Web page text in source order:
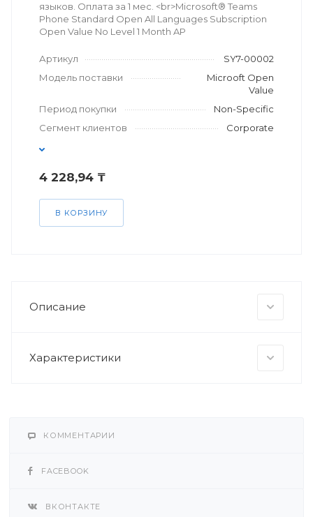
языков. Оплата за 1 мес. <br>Microsoft® Teams
Phone Standard Open All Languages Subscription
Open Value No Level 1 Month AP
Артикул
SY7-00002
Модель поставки
Microoft Open
Value
Период покупки
Non-Specific
Сегмент клиентов
Corporate
4 228,94 ₸
В КОРЗИНУ
Описание
Характеристики
КОММЕНТАРИИ
FACEBOOK
ВКОНТАКТЕ